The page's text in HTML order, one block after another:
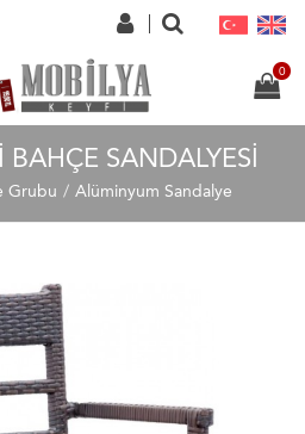
SANDALYESI
Grubu Alüminyum Sandalye